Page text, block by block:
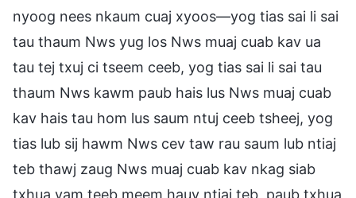
nyoog nees nkaum cuaj xyoos—yog tias sai li sai
tau thaum Nws yug los Nws muaj cuab kav ua
tau tej txuj ci tseem ceeb, yog tias sai li sai tau
thaum Nws kawm paub hais lus Nws muaj cuab
kav hais tau hom lus saum ntuj ceeb tsheej, yog
tias lub sij hawm Nws cev taw rau saum lub ntiaj
teb thawj zaug Nws muaj cuab kav nkag siab
txhua yam teeb meem hauv ntiaj teb, paub txhua